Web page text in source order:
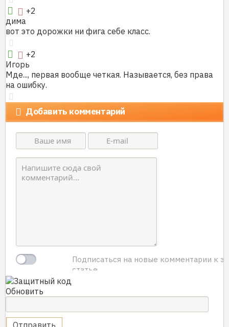
+2
дима
вот это дорожки ни фига себе класс.
+2
Игорь
Мде..., первая вообще четкая. Называется, без права
на ошибку.
Добавить комментарий
Подписаться на новые комментарии к
статье.
Обновить